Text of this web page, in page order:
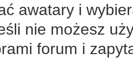
awatary i
nie możesz
forum i